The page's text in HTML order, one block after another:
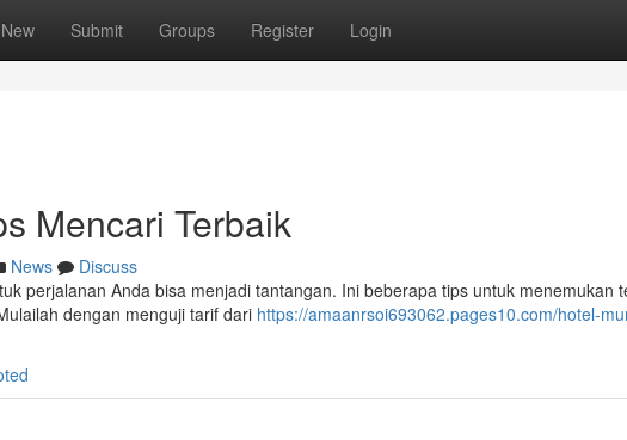
New Submit Groups Register Login
Mencari Terbaik
News
Discuss
perjalanan Anda bisa menjadi tantangan. Ini beberapa tips untuk menemukan
dengan menguji tarif dari https://amaanrsoi693062.pages10.com/hotel-